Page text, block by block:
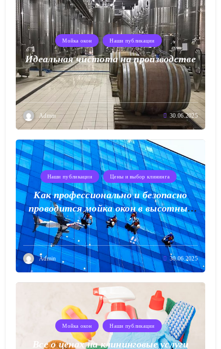
Мойка окон Наши публикации
Идеальная чистота на производстве
Admin 30.06.2025
Наши публикации Цены и выбор клининга
Как профессионально и безопасно
проводится мойка окон в высотных
зданиях
Admin 30.06.2025
Мойка окон Наши публикации
Все о ценах на клининговые услуги